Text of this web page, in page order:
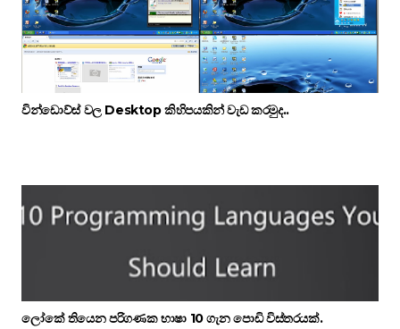
වින්ඩොව්ස් වල Desktop කිහිපයකින් වැඩ කරමුද..
ලෝකේ තියෙන පරිගණක භාෂා 10 ගැන පොඩි විස්තරයක්.